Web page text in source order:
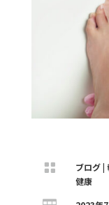
 ブログ|
健康